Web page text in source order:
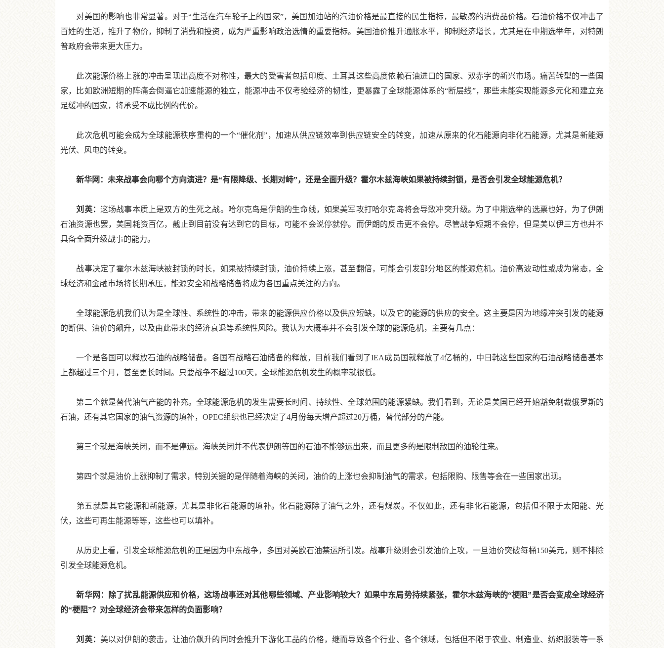
对美国的影响也非常显著。对于“生活在汽车轮子上的国家”，美国加油站的汽油价格是最直接的民生指标，最敏感的消费品价格。石油价格不仅冲击了
百姓的生活，推升了物价，抑制了消费和投资，成为严重影响政治选情的重要指标。美国油价推升通胀水平，抑制经济增长，尤其是在中期选举年，对特朗
普政府会带来更大压力。
此次能源价格上涨的冲击呈现出高度不对称性，最大的受害者包括印度、土耳其这些高度依赖石油进口的国家、双赤字的新兴市场。痛苦转型的一些国
家，比如欧洲短期的阵痛会倒逼它加速能源的独立，能源冲击不仅考验经济的韧性，更暴露了全球能源体系的“断层线”，那些未能实现能源多元化和建立充
足缓冲的国家，将承受不成比例的代价。
此次危机可能会成为全球能源秩序重构的一个“催化剂”，加速从供应链效率到供应链安全的转变，加速从原来的化石能源向非化石能源，尤其是新能源
光伏、风电的转变。
新华网：未来战事会向哪个方向演进？是“有限降级、长期对峙”，还是全面升级？霍尔木兹海峡如果被持续封锁，是否会引发全球能源危机？
刘英： 这场战事本质上是双方的生死之战。哈尔克岛是伊朗的生命线，如果美军攻打哈尔克岛将会导致冲突升级。为了中期选举的选票也好，为了伊朗
石油资源也罢，美国耗资百亿，截止到目前没有达到它的目标，可能不会说停就停。而伊朗的反击更不会停。尽管战争短期不会停，但是美以伊三方也并不
具备全面升级战事的能力。
战事决定了霍尔木兹海峡被封锁的时长，如果被持续封锁，油价持续上涨，甚至翻倍，可能会引发部分地区的能源危机。油价高波动性或成为常态，全
球经济和金融市场将长期承压，能源安全和战略储备将成为各国重点关注的方向。
全球能源危机我们认为是全球性、系统性的冲击，带来的能源供应价格以及供应短缺，以及它的能源的供应的安全。这主要是因为地缘冲突引发的能源
的断供、油价的飙升，以及由此带来的经济衰退等系统性风险。我认为大概率并不会引发全球的能源危机，主要有几点：
一个是各国可以释放石油的战略储备。各国有战略石油储备的释放，目前我们看到了IEA成员国就释放了4亿桶的，中日韩这些国家的石油战略储备基本
上都超过三个月，甚至更长时间。只要战争不超过100天，全球能源危机发生的概率就很低。
第二个就是替代油气产能的补充。全球能源危机的发生需要长时间、持续性、全球范围的能源紧缺。我们看到，无论是美国已经开始豁免制裁俄罗斯的
石油，还有其它国家的油气资源的填补，OPEC组织也已经决定了4月份每天增产超过20万桶，替代部分的产能。
第三个就是海峡关闭，而不是停运。海峡关闭并不代表伊朗等国的石油不能够运出来，而且更多的是限制敌国的油轮往来。
第四个就是油价上涨抑制了需求，特别关键的是伴随着海峡的关闭，油价的上涨也会抑制油气的需求，包括限购、限售等会在一些国家出现。
第五就是其它能源和新能源，尤其是非化石能源的填补。化石能源除了油气之外，还有煤炭。不仅如此，还有非化石能源，包括但不限于太阳能、光
伏，这些可再生能源等等，这些也可以填补。
从历史上看，引发全球能源危机的正是因为中东战争，多国对美欧石油禁运所引发。战事升级则会引发油价上攻，一旦油价突破每桶150美元，则不排除
引发全球能源危机。
新华网：除了扰乱能源供应和价格，这场战事还对其他哪些领域、产业影响较大？如果中东局势持续紧张，霍尔木兹海峡的“梗阻”是否会变成全球经济
的“梗阻”？对全球经济会带来怎样的负面影响？
刘英： 美以对伊朗的袭击，让油价飙升的同时会推升下游化工品的价格，继而导致各个行业、各个领域，包括但不限于农业、制造业、纺织服装等一系